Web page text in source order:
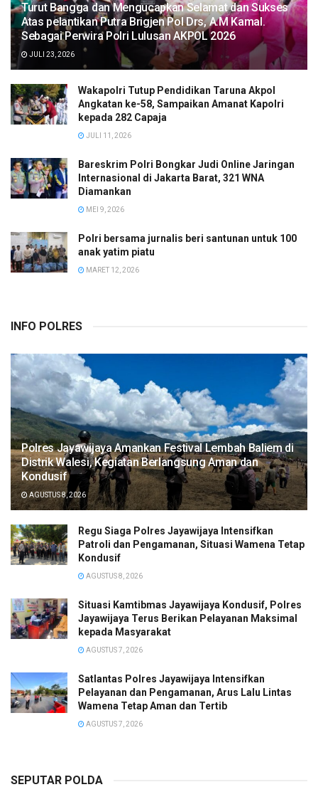
Turut Bangga dan Mengucapkan Selamat dan Sukses
Atas pelantikan Putra Brigjen Pol Drs, A.M Kamal.
Sebagai Perwira Polri Lulusan AKPOL 2026
JULI 23, 2026
Wakapolri Tutup Pendidikan Taruna Akpol
Angkatan ke-58, Sampaikan Amanat Kapolri
kepada 282 Capaja
JULI 11, 2026
Bareskrim Polri Bongkar Judi Online Jaringan
Internasional di Jakarta Barat, 321 WNA
Diamankan
MEI 9, 2026
Polri bersama jurnalis beri santunan untuk 100
anak yatim piatu
MARET 12, 2026
INFO POLRES
Polres Jayawijaya Amankan Festival Lembah Baliem di
Distrik Walesi, Kegiatan Berlangsung Aman dan
Kondusif
AGUSTUS 8, 2026
Regu Siaga Polres Jayawijaya Intensifkan
Patroli dan Pengamanan, Situasi Wamena Tetap
Kondusif
AGUSTUS 8, 2026
Situasi Kamtibmas Jayawijaya Kondusif, Polres
Jayawijaya Terus Berikan Pelayanan Maksimal
kepada Masyarakat
AGUSTUS 7, 2026
Satlantas Polres Jayawijaya Intensifkan
Pelayanan dan Pengamanan, Arus Lalu Lintas
Wamena Tetap Aman dan Tertib
AGUSTUS 7, 2026
SEPUTAR POLDA